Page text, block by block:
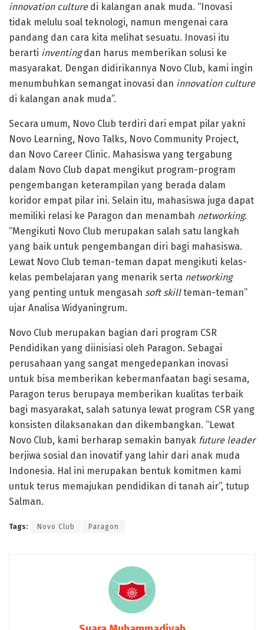
innovation culturedi kalangan anak muda. “Inovasi
tidak melulu soal teknologi, namun mengenai cara
pandang dan cara kita melihat sesuatu. Inovasi itu
berarti inventingdan harus memberikan solusi ke
masyarakat. Dengan didirikannya Novo Club, kami ingin
menumbuhkan semangat inovasi dan innovation culture
di kalangan anak muda”.
Secara umum, Novo Club terdiri dari empat pilar yakni
Novo Learning, Novo Talks, Novo Community Project,
dan Novo Career Clinic. Mahasiswa yang tergabung
dalam Novo Club dapat mengikut program-program
pengembangan keterampilan yang berada dalam
koridor empat pilar ini. Selain itu, mahasiswa juga dapat
memiliki relasi ke Paragon dan menambah networking.
“Mengikuti Novo Club merupakan salah satu langkah
yang baik untuk pengembangan diri bagi mahasiswa.
Lewat Novo Club teman-teman dapat mengikuti kelas-
kelas pembelajaran yang menarik serta networking
yang penting untuk mengasah soft skillteman-teman”
ujar Analisa Widyaningrum.
Novo Club merupakan bagian dari program CSR
Pendidikan yang diinisiasi oleh Paragon. Sebagai
perusahaan yang sangat mengedepankan inovasi
untuk bisa memberikan kebermanfaatan bagi sesama,
Paragon terus berupaya memberikan kualitas terbaik
bagi masyarakat, salah satunya lewat program CSR yang
konsisten dilaksanakan dan dikembangkan. “Lewat
Novo Club, kami berharap semakin banyak future leader
berjiwa sosial dan inovatif yang lahir dari anak muda
Indonesia. Hal ini merupakan bentuk komitmen kami
untuk terus memajukan pendidikan di tanah air”, tutup
Salman.
Tags: Novo Club Paragon